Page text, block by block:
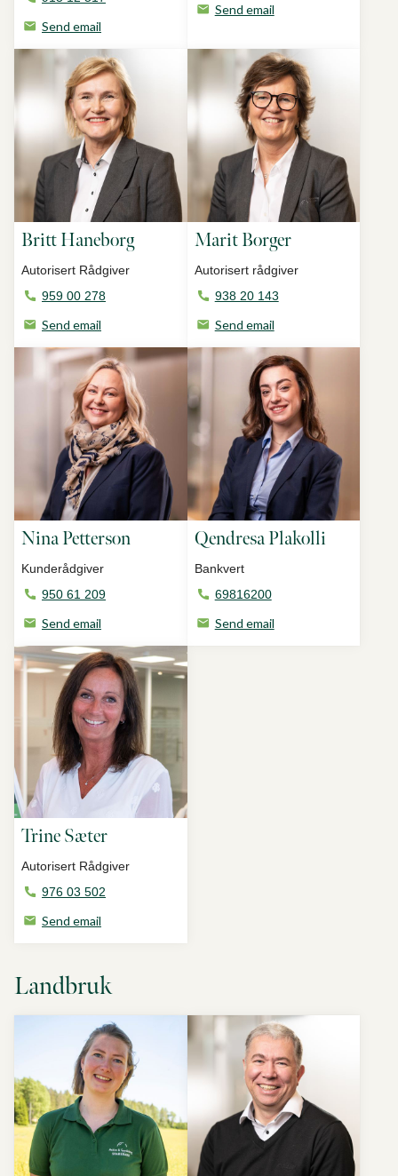
Send email
Send email
Britt Haneborg
Autorisert Rådgiver
959 00 278
Send email
Marit Borger
Autorisert rådgiver
938 20 143
Send email
Nina Petterson
Kunderådgiver
950 61 209
Send email
Qendresa Plakolli
Bankvert
69816200
Send email
Trine Sæter
Autorisert Rådgiver
976 03 502
Send email
Landbruk